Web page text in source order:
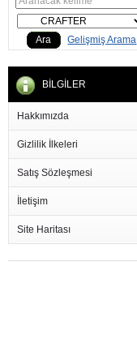
Ara Gelişmiş Arama
BİLGİLER
Hakkımızda
Gizlilik İlkeleri
Satış Sözleşmesi
İletişim
Site Haritası